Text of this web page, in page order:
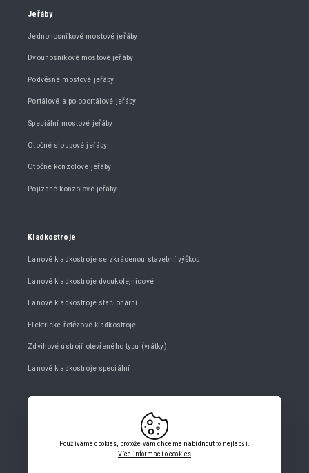
Jeřáby
Jednonosníkové mostové jeřáby
Dvounosníkové mostové jeřáby
Podvěsné mostové jeřáby
Portálové a poloportálové jeřáby
Speciální mostové jeřáby
Otočné sloupové jeřáby
Otočné konzolové jeřáby
Pojízdné konzolové jeřáby
Kladkostroje
Lanové kladkostroje se zkrácenou stavební výškou
Lanové kladkostroje dvoukolejnicové
Lanové kladkostroje stacionární
Elektrické řetězové kladkostroje
Zdvihové ústrojí otevřeného typu (vrátky)
Lanové kladkostroje speciální
info@gigasro.czPoužíváme cookies, protože vám chceme nabídnout to nejlepší.
Více informací o cookies